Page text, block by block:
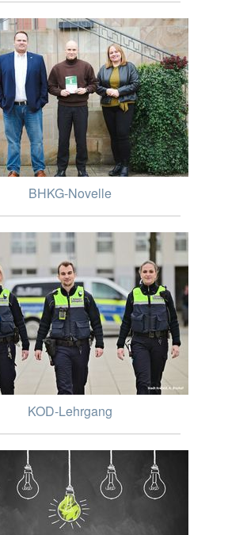
BHKG-Novelle
KOD-Lehrgang